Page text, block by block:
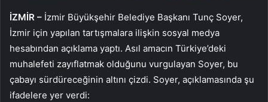
İZMİR – İzmir Büyükşehir Belediye Başkanı Tunç Soyer,
İzmir için yapılan tartışmalara ilişkin sosyal medya
hesabından açıklama yaptı. Asıl amacın Türkiye’deki
muhalefeti zayıflatmak olduğunu vurgulayan Soyer, bu
çabayı sürdüreceğinin altını çizdi. Soyer, açıklamasında şu
ifadelere yer verdi: